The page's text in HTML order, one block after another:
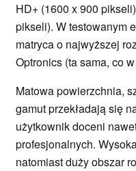
HD+ (1600 x 900
pikseli). W testowanym
matryca o najwyższej
Optronics (ta sama, co
Matowa powierzchnia,
gamut przekładają się
użytkownik doceni
profesjonalnych.
natomiast duży obszar